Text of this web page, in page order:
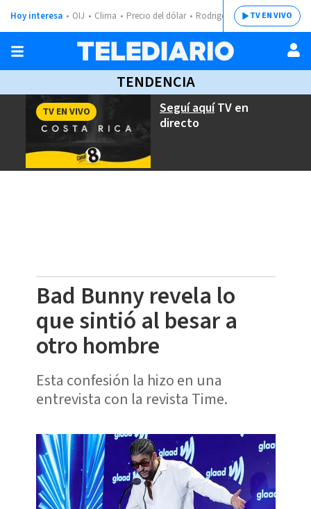
Hoy interesa OIJ Clima Precio del dólar Rodrigo ChavesTV EN VIVO
TENDENCIA
Seguí aquíTV en
directo
TV EN VIVO
Bad Bunny revela lo
que sintió al besar a
otro hombre
Esta confesión la hizo en una
entrevista con la revista Time.